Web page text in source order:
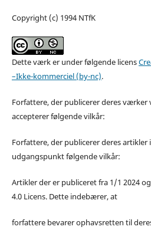
Copyright (c) 1994 NTfK
Dette værk er under følgende licens
–Ikke-kommerciel (by-nc).
Forfattere, der publicerer deres værker
accepterer følgende vilkår:
Forfattere, der publicerer deres artikler
udgangspunkt følgende vilkår:
Artikler der er publiceret fra 1/1 2024
4.0 Licens. Dette indebærer, at
forfattere bevarer ophavsretten til